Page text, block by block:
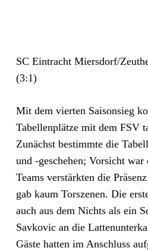
SC Eintracht Miersdorf/
(3:1)
Mit dem vierten Saisonsieg
Tabellenplätze mit dem FSV
Zunächst bestimmte die
und -geschehen; Vorsicht war
Teams verstärkten die
gab kaum Torszenen. Die
auch aus dem Nichts als ein
Savkovic an die
Gäste hatten im Anschluss